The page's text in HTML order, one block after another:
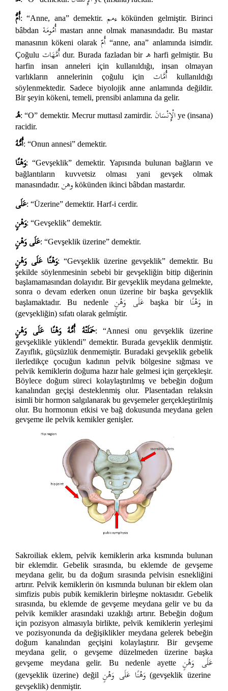
أُمُّ: “Anne, ana” demektir.ءمم kökünden gelmiştir. Birinci
bâbdan أُمُومَة mastarı anne olmak manasındadır. Bu mastar
manasının kökeni olarak أُمّ “anne, ana” anlamında isimdir.
Çoğulu أُمَّهَات dur. Burada fazladan birه harfi gelmiştir. Bu
harfin insan anneleri için kullanıldığı, insan olmayan
varlıkların annelerinin çoğulu için أُمَّات kullanıldığı
söylenmektedir. Sadece biyolojik anne anlamında değildir.
Bir şeyin kökeni, temeli, prensibi anlamına da gelir.
هُ: “O” demektir. Mecrur muttasıl zamirdir. الْإِنْسَانَye (insana)
racidir.
أُمُّهُ: “Onun annesi” demektir.
وَهْنًا: “Gevşeklik” demektir. Yapısında bulunan bağların ve
bağlantıların kuvvetsiz olması yani gevşek olmak
manasındadır. وهن kökünden ikinci bâbdan mastardır.
عَلَى: “Üzerine” demektir. Harf-i cerdir.
وَهْنٍ: “Gevşeklik” demektir.
عَلَى وَهْنٍ: “Gevşeklik üzerine” demektir.
وَهْنًا عَلَى وَهْنٍ: “Gevşeklik üzerine gevşeklik” demektir. Bu
şekilde söylenmesinin sebebi bir gevşekliğin bitip diğerinin
başlamamasından dolayıdır. Bir gevşeklik meydana gelmekte,
sonra o devam ederken onun üzerine bir başka gevşeklik
başlamaktadır. Bu nedenle عَلَى وَهْنٍbaşka bir وَهْنًاin
(gevşekliğin) sıfatı olarak gelmiştir.
حَمَلَتْهُ أُمُّهُ وَهْنًا عَلَى وَهْنٍ: “Annesi onu gevşeklik üzerine
gevşeklikle yüklendi” demektir. Burada gevşeklik denmiştir.
Zayıflık, güçsüzlük denmemiştir. Buradaki gevşeklik gebelik
ilerledikçe çocuğun kadının pelvik bölgesine sığması ve
pelvik kemiklerin doğuma hazır hale gelmesi için gerçekleşir.
Böylece doğum süreci kolaylaştırılmış ve bebeğin doğum
kanalından geçişi desteklenmiş olur. Plasentadan relaksin
isimli bir hormon salgılanarak bu gevşemeler gerçekleştirilmiş
olur. Bu hormonun etkisi ve bağ dokusunda meydana gelen
gevşeme ile pelvik kemikler genişler.
Sakroiliak eklem, pelvik kemiklerin arka kısmında bulunan
bir eklemdir. Gebelik sırasında, bu eklemde de gevşeme
meydana gelir, bu da doğum sırasında pelvisin esnekliğini
artırır. Pelvik kemiklerin ön kısmında bulunan bir eklem olan
simfizis pubis pubik kemiklerin birleşme noktasıdır. Gebelik
sırasında, bu eklemde de gevşeme meydana gelir ve bu da
pelvik kemikler arasındaki uzaklığı artırır. Bebeğin doğum
için pozisyon almasıyla birlikte, pelvik kemiklerin yerleşimi
ve pozisyonunda da değişiklikler meydana gelerek bebeğin
doğum kanalından geçişini kolaylaştırır. Bir gevşeme
meydana gelir, o gevşeme düzelmeden üzerine başka
gevşeme meydana gelir. Bu nedenle ayette عَلَى وَهْنٍ
(gevşeklik üzerine) değil وَهْنًا عَلَى وَهْنٍ(gevşeklik üzerine
gevşeklik) denmiştir.